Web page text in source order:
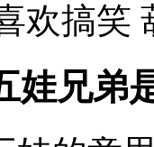
欢搞笑
娃兄弟